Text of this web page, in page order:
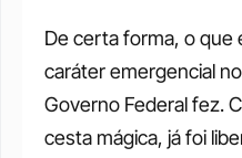
De certa forma, o que
caráter emergencial
Governo Federal fez.
cesta mágica, já foi